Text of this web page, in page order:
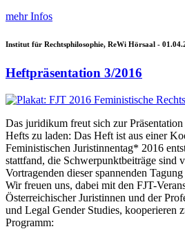
mehr Infos
Institut für Rechtsphilosophie, ReWi Hörsaal -
Heftpräsentation 3/2016
Das juridikum freut sich zur Präsentation
Hefts zu laden: Das Heft ist aus einer
Feministischen Juristinnentag* 2016
stattfand, die Schwerpunktbeiträge sind
Vortragenden dieser spannenden
Wir freuen uns, dabei mit den FJT-
Österreichischer Juristinnen und der
und Legal Gender Studies, kooperieren
Programm: